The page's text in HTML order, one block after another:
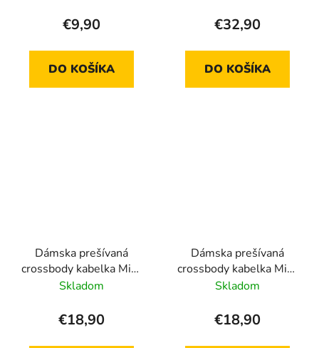
€9,90
DO KOŠÍKA
€32,90
DO KOŠÍKA
Dámska prešívaná
crossbody kabelka Miss
Lulu MSM2449 - čierna
Skladom
€18,90
Dámska prešívaná
crossbody kabelka Miss
Lulu MSM2449 -
Skladom
€18,90